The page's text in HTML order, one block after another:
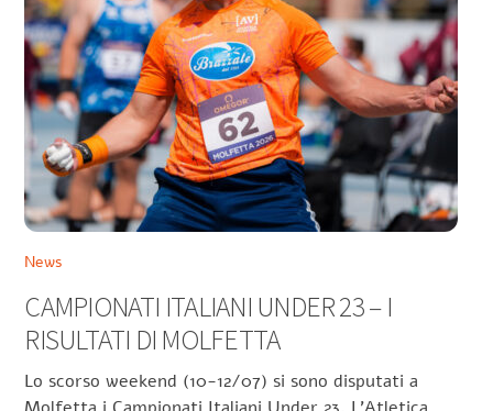
News
CAMPIONATI ITALIANI UNDER 23 – I
RISULTATI DI MOLFETTA
Lo scorso weekend (10-12/07) si sono disputati a